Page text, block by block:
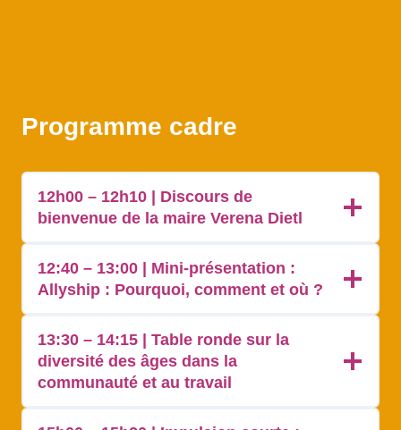
Programme cadre
12h00 – 12h10 | Discours de
bienvenue de la maire Verena Dietl
12:40 – 13:00 | Mini-présentation :
Allyship : Pourquoi, comment et où ?
13:30 – 14:15 | Table ronde sur la
diversité des âges dans la
communauté et au travail